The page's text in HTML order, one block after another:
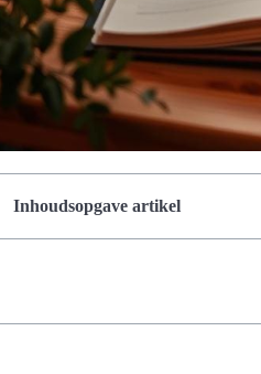
Inhoudsopgave artikel